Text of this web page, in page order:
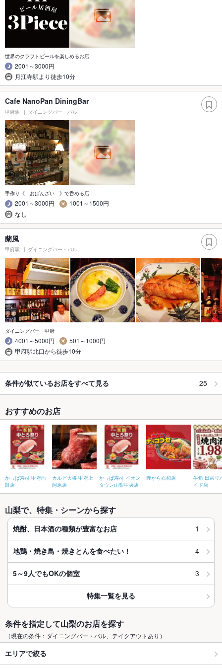
世界のクラフトビールを楽しめるお店
2001～3000円
月江寺駅より徒歩10分
Cafe NanoPan DiningBar
甲府駅 ダイニングバー・バル
手作り《 おばんざい 》で呑める店
2001～3000円
1001～1500円
なし
蘭風
甲府駅 ダイニングバー・バル
ダイニングバー 甲府
4001～5000円
501～1000円
甲府駅北口から徒歩10分
条件が似ているお店をすべて見る 25
おすすめのお店
かっぱ寿司 甲府向
町店
カルビ大将 甲府上
阿原店
かっぱ寿司 イオン
タウン山梨中央店
赤から石和店
牛角 田富リ
イド店
山梨で、特集・シーンから探す
焼酎、日本酒の種類が豊富なお店 1
地鶏・焼き鳥・焼きとんを食べたい！ 4
5～9人でもOKの個室 3
特集一覧を見る
条件を指定して山梨のお店を探す
（現在の条件：ダイニングバー・バル、テイクアウトあり）
エリアで絞る